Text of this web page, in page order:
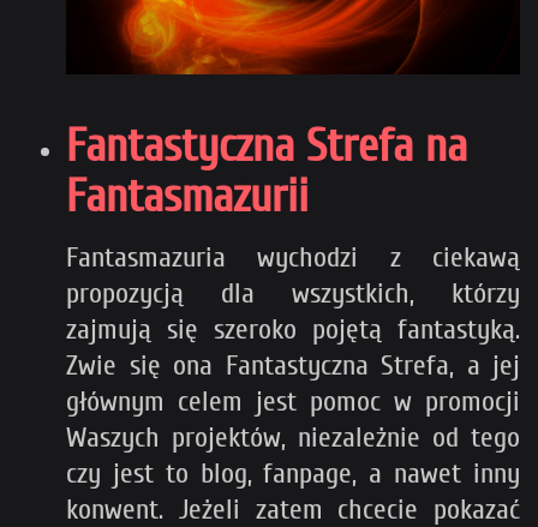
Fantastyczna Strefa na
Fantasmazurii
Fantasmazuria wychodzi z ciekawą
propozycją dla wszystkich, którzy
zajmują się szeroko pojętą fantastyką.
Zwie się ona Fantastyczna Strefa, a jej
głównym celem jest pomoc w promocji
Waszych projektów, niezależnie od tego
czy jest to blog, fanpage, a nawet inny
konwent. Jeżeli zatem chcecie pokazać